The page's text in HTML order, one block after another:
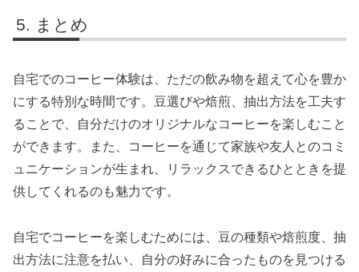
まとめ
自宅でのコーヒー体験は、ただの飲み物を超えて心を豊か
にする特別な時間です。豆選びや焙煎、抽出方法を工夫す
ることで、自分だけのオリジナルなコーヒーを楽しむこと
ができます。また、コーヒーを通じて家族や友人とのコミ
ュニケーションが生まれ、リラックスできるひとときを提
供してくれるのも魅力です。
自宅でコーヒーを楽しむためには、豆の種類や焙煎度、抽
出方法に注意を払い、自分の好みに合ったものを見つける